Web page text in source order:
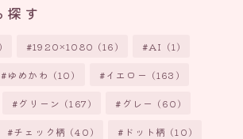
探す
1920×1080 (16) AI (1)
ゆめかわ (10) イエロー (163)
グリーン (167) グレー (60)
チェック柄 (40) ドット柄 (10)